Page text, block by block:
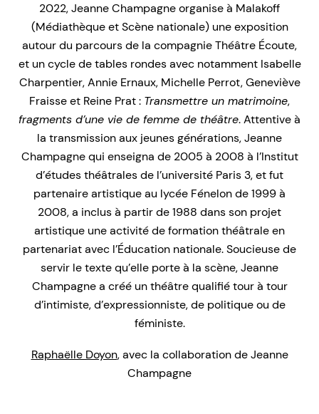
2022, Jeanne Champagne organise à Malakoff
(Médiathèque et Scène nationale) une exposition
autour du parcours de la compagnie Théâtre Écoute,
et un cycle de tables rondes avec notamment Isabelle
Charpentier, Annie Ernaux, Michelle Perrot, Geneviève
Fraisse et Reine Prat : Transmettre un matrimoine,
fragments d’une vie de femme de théâtre. Attentive à
la transmission aux jeunes générations, Jeanne
Champagne qui enseigna de 2005 à 2008 à l’Institut
d’études théâtrales de l’université Paris 3, et fut
partenaire artistique au lycée Fénelon de 1999 à
2008, a inclus à partir de 1988 dans son projet
artistique une activité de formation théâtrale en
partenariat avec l’Éducation nationale. Soucieuse de
servir le texte qu’elle porte à la scène, Jeanne
Champagne a créé un théâtre qualifié tour à tour
d’intimiste, d’expressionniste, de politique ou de
féministe.
Raphaëlle Doyon, avec la collaboration de Jeanne
Champagne